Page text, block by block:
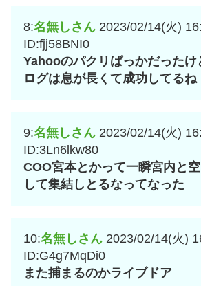
8:名無しさん 2023/02/14(火)
ID:fjj58BNI0
Yahooのパクリばっかだった
ログは息が長くて成功してるね
9:名無しさん 2023/02/14(火)
ID:3Ln6lkw80
COO宮本とかって一瞬宮内と
して集結しとるなってなった
10:名無しさん 2023/02/14(火)
ID:G4g7MqDi0
また捕まるのかライブドア